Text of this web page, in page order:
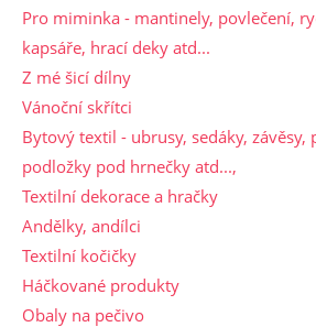
Pro miminka - mantinely, povlečení,
kapsáře, hrací deky atd...
Z mé šicí dílny
Vánoční skřítci
Bytový textil - ubrusy, sedáky,
podložky pod hrnečky atd...,
Textilní dekorace a hračky
Andělky, andílci
Textilní kočičky
Háčkované produkty
Obaly na pečivo